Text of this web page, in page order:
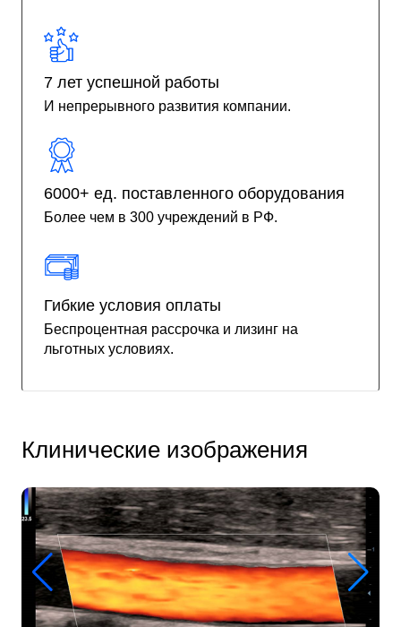
7 лет успешной работы
И непрерывного развития компании.
6000+ ед. поставленного оборудования
Более чем в 300 учреждений в РФ.
Гибкие условия оплаты
Беспроцентная рассрочка и лизинг на
льготных условиях.
Клинические изображения